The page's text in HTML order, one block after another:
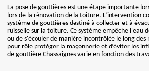
La pose de gouttières est une étape importante
lors de la rénovation de la toiture. L’intervention
système de gouttières destiné à collecter et à
ruisselle sur la toiture. Ce système empêche l'eau
ou de s'écouler de manière incontrôlée le long des
pour rôle protéger la maçonnerie et d’éviter les
de gouttière Chassaignes varie en fonction des